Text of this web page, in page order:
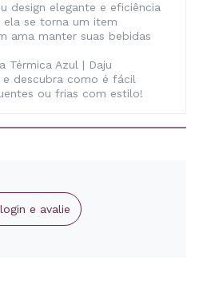
design elegante e eficiência
se torna um item
ama manter suas bebidas
Térmica Azul | Daju
descubra como é fácil
ou frias com estilo!
e avalie